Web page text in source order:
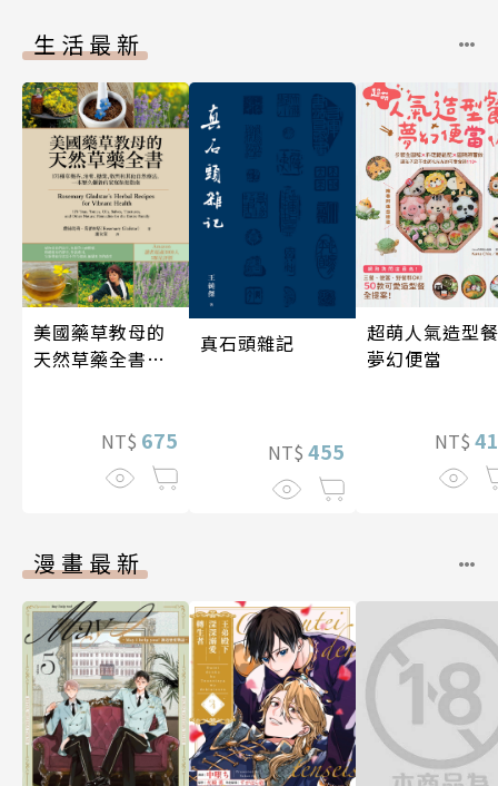
生活最新
美國藥草教母的
天然草藥全書
NT$ 675
真石頭雜記
NT$ 455
超萌人氣造型
夢幻便當
NT$
漫畫最新